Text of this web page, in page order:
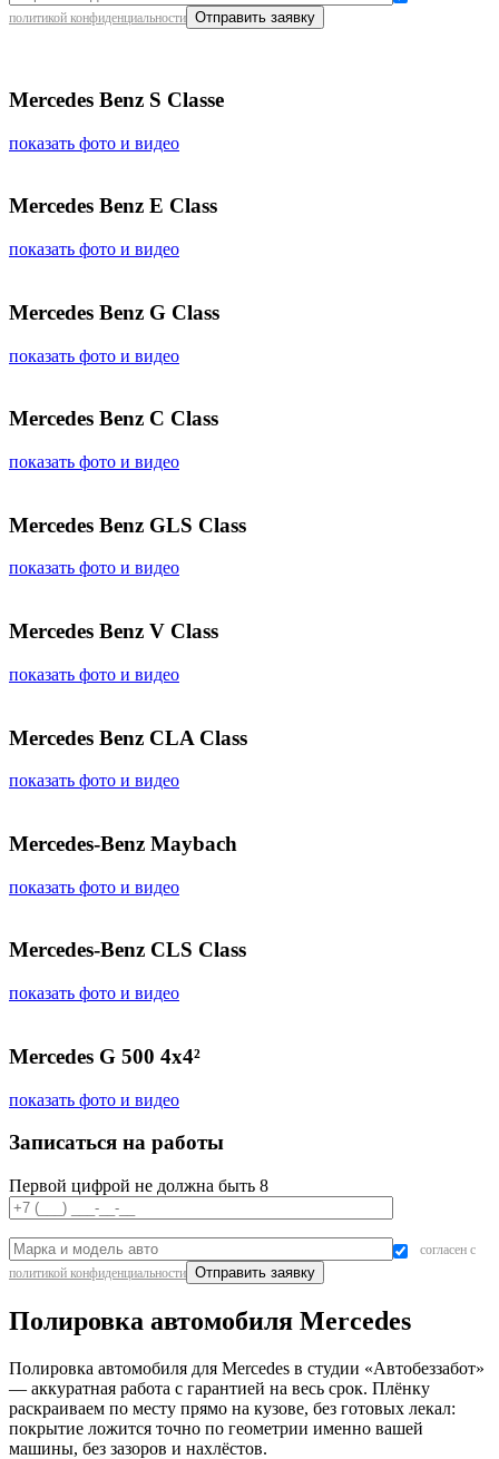
политикой конфиденциальности
Mercedes Benz S Classe
показать фото и видео
Mercedes Benz E Class
показать фото и видео
Mercedes Benz G Class
показать фото и видео
Mercedes Benz С Class
показать фото и видео
Mercedes Benz GLS Class
показать фото и видео
Mercedes Benz V Class
показать фото и видео
Mercedes Benz CLA Class
показать фото и видео
Mercedes-Benz Maybach
показать фото и видео
Mercedes-Benz CLS Class
показать фото и видео
Mercedes G 500 4x4²
показать фото и видео
Записаться на работы
Первой цифрой не должна быть 8
согласен с
политикой конфиденциальности
Полировка автомобиля Mercedes
Полировка автомобиля для Mercedes в студии «Автобеззабот»
— аккуратная работа с гарантией на весь срок. Плёнку
раскраиваем по месту прямо на кузове, без готовых лекал:
покрытие ложится точно по геометрии именно вашей
машины, без зазоров и нахлёстов.